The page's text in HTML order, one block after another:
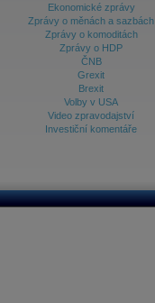
Ekonomické zprávy
Zprávy o měnách a sazbách
Zprávy o komoditách
Zprávy o HDP
ČNB
Grexit
Brexit
Volby v USA
Video zpravodajství
Investiční komentáře